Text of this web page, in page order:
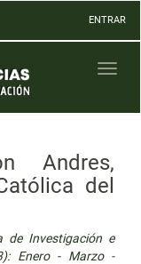
ENTRAR
Andres,
del
de Investigación e
Enero - Marzo-